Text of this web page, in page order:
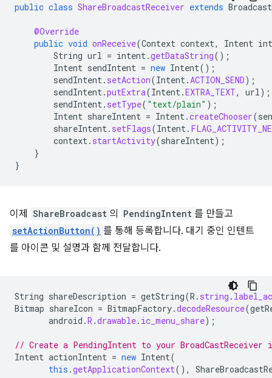
public class ShareBroadcastReceiver extends
@Override
public void onReceive(Context context, Intent
String url = intent.getDataString();
Intent sendIntent = new Intent();
sendIntent. setAction(Intent.ACTION_SEND);
sendIntent.putExtra(Intent.EXTRA_TEXT, url);
sendIntent. setType( "text/plain" );
Intent shareIntent = Intent.createChooser(
shareIntent. setFlags(Intent.
context. startActivity(shareIntent);
}
}
이제 ShareBroadcast 의 PendingIntent 를 만들고
setActionButton() 를 통해 등록합니다. 대기 중인 인텐트
를 아이콘 및 설명과 함께 전달합니다.
String shareDescription = getString(R . string .
Bitmap shareIcon = BitmapFactory.decodeResource(
android .R .drawable. ic_menu_share);
// Create a PendingIntent to your BroadCastReceiver
Intent actionIntent = new Intent(
this .getApplicationContext(),